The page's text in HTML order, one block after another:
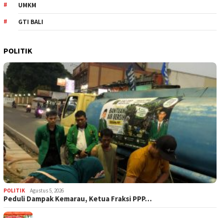
UMKM
GTI BALI
POLITIK
POLITIK Agustus 5, 2026
‎Peduli Dampak Kemarau, Ketua Fraksi PPP…